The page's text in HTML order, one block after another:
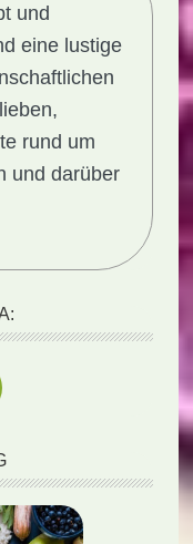
und
eine lustige
rund um
und darüber